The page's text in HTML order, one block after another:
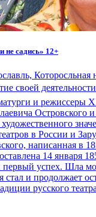
не садись» 12+
Которосльная
своей
и режиссеры
Островского
в России и
написанная в
14 января
успех. Шла
стал и продолжает
русского